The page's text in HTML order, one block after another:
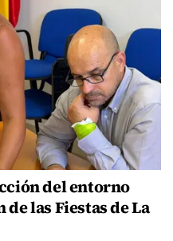
del entorno
las Fiestas de La